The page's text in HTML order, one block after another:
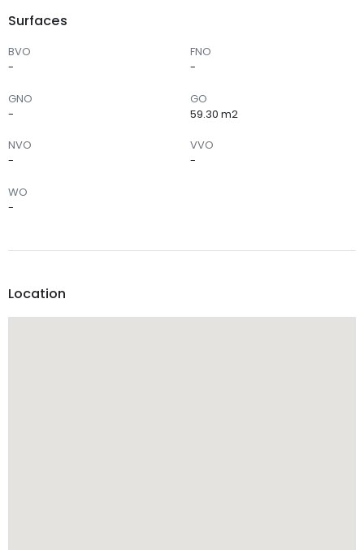
Surfaces
BVO
-
FNO
-
GNO
-
GO
59.30 m2
NVO
-
VVO
-
WO
-
Location